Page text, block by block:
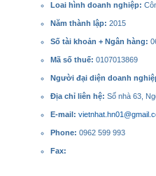
Loai hình doanh nghiệp:
Năm thành lập: 2015
Số tài khoản + Ngân hàng:
Mã số thuế: 0107013869
Người đại diện doanh
Địa chỉ liên hệ: Số nhà 63,
E-mail:
Phone: 0962 599 993
Fax: